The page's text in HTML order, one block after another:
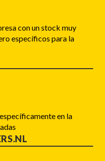
con un stock muy
específicos para la
en la